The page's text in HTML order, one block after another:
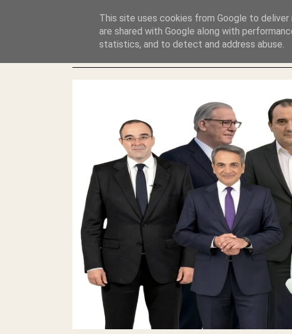
ΛΕΗΛΑΣΙΑ ΚΑΙ ΕΓΚΛΗΜΑ ?This site uses cookies from Google to
are shared with Google along with
statistics, and to detect and address abuse.